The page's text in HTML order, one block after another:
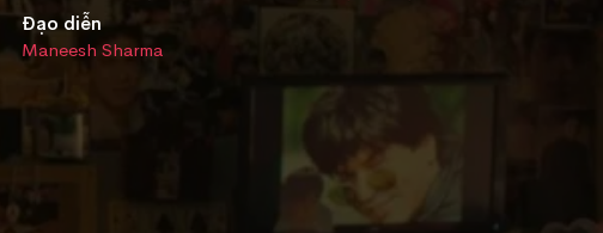
Đạo diễn
Maneesh Sharma